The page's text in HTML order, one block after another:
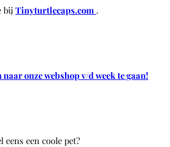
bij Tinyturtlecaps.com .
onze webshop v/d week te gaan!
een coole pet?